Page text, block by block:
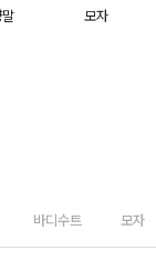
모자
바디수트 모자